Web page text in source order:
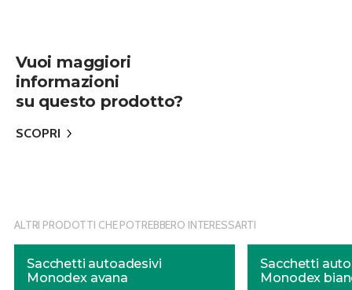
Vuoi maggiori
informazioni
su questo prodotto?
SCOPRI
ALTRI PRODOTTI CHE POTREBBERO INTERESSARTI
Sacchetti autoadesivi
Monodex avana
Sacchetti
Monodex